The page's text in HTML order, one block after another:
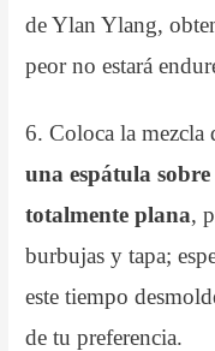
de Ylan Ylang,
peor no estará
6. Coloca la
una espátula
totalmente plana,
burbujas y tapa;
este tiempo
de tu preferencia.